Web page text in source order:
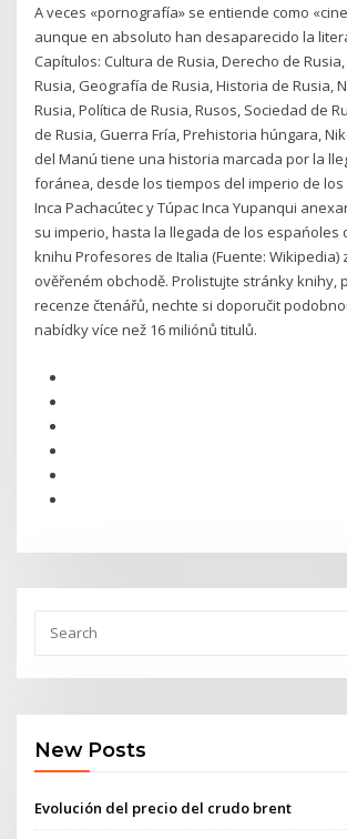
A veces «pornografía» se entiende como
aunque en absoluto han desaparecido la
Capítulos: Cultura de Rusia, Derecho de
Rusia, Geografía de Rusia, Historia de Rusia,
Rusia, Política de Rusia, Rusos, Sociedad de
de Rusia, Guerra Fría, Prehistoria húngara,
del Manú tiene una historia marcada por la
foránea, desde los tiempos del imperio de los
Inca Pachacútec y Túpac Inca Yupanqui
su imperio, hasta la llegada de los espańoles
knihu Profesores de Italia (Fuente: Wikipedia)
ověřeném obchodě. Prolistujte stránky knihy,
recenze čtenářů, nechte si doporučit
nabídky více než 16 miliónů titulů.
New Posts
Evolución del precio del crudo brent